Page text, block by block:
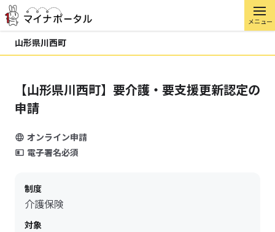
メニュー
山形県川西町
【山形県川西町】要介護・要支援更新認定の
申請
オンライン申請
電子署名必須
制度
介護保険
対象